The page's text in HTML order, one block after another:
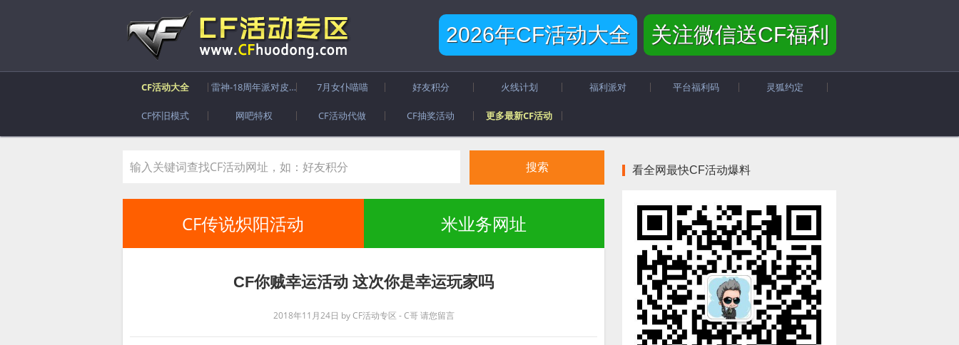
2026年CF活动大全 关注微信送CF福利
CF活动大全 雷神-18周年派对皮肤 7月女仆喵喵 好友积分 火线计划 福利派对 平台福利码 灵狐约定
CF怀旧模式 网吧特权 CF活动代做 CF抽奖活动 更多最新CF活动
CF传说炽阳活动 米业务网址
CF你贼幸运活动 这次你是幸运玩家吗
2018年11月24日 byCF活动专区 - C哥 请您留言
看全网最快CF活动爆料